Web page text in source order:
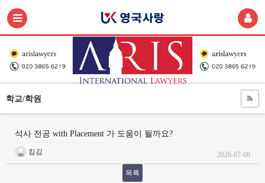
학교/학원
석사 전공 with Placement 가 도움이 될까요?
킴김 2026-07-08
목록